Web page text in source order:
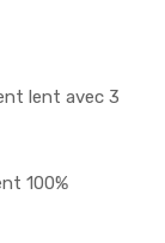
lent avec 3
100%